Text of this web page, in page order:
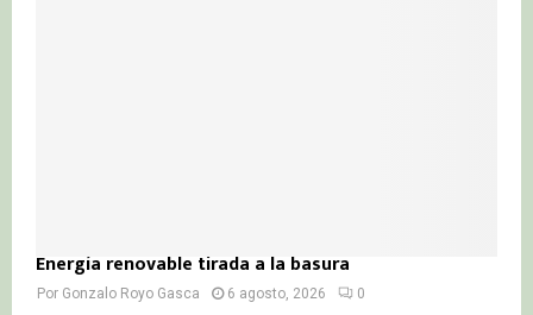
Energía renovable tirada a la basura
Por Gonzalo Royo Gasca 6 agosto, 2026 0